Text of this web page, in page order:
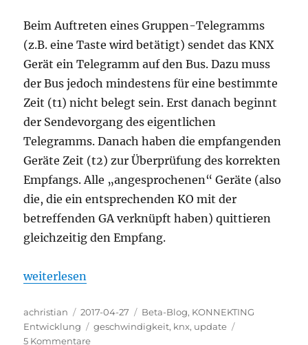
Beim Auftreten eines Gruppen-Telegramms
(z.B. eine Taste wird betätigt) sendet das KNX
Gerät ein Telegramm auf den Bus. Dazu muss
der Bus jedoch mindestens für eine bestimmte
Zeit (t1) nicht belegt sein. Erst danach beginnt
der Sendevorgang des eigentlichen
Telegramms. Danach haben die empfangenden
Geräte Zeit (t2) zur Überprüfung des korrekten
Empfangs. Alle „angesprochenen“ Geräte (also
die, die ein entsprechenden KO mit der
betreffenden GA verknüpft haben) quittieren
gleichzeitig den Empfang.
„Wie schnell ist der KNX Bus?“
weiterlesen
Autor
achristian
Veröffentlicht
am
2017-04-27 Kategorien
Beta-Blog, KONNEKTING
Entwicklung
Schlagwörter
geschwindigkeit, knx, update
5 Kommentarezu